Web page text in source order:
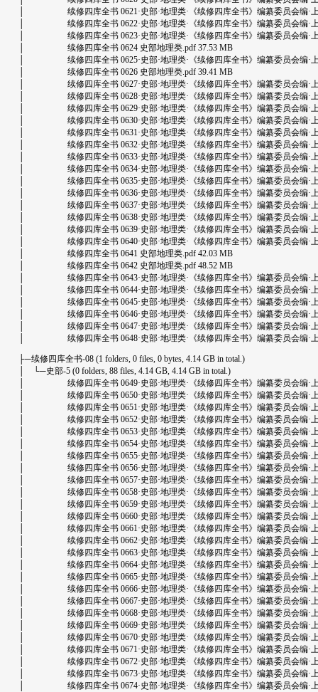
│ 续修四库全书 0621·史部·地理类·《续修四库全书》编纂委员会编·上
│ 续修四库全书 0622·史部·地理类·《续修四库全书》编纂委员会编·上
│ 续修四库全书 0623·史部·地理类·《续修四库全书》编纂委员会编·上
│ 续修四库全书 0624 史部地理类.pdf 37.53 MB
│ 续修四库全书 0625·史部·地理类·《续修四库全书》编纂委员会编·上
│ 续修四库全书 0626 史部地理类.pdf 39.41 MB
│ 续修四库全书 0627·史部·地理类·《续修四库全书》编纂委员会编·上
│ 续修四库全书 0628·史部·地理类·《续修四库全书》编纂委员会编·上
│ 续修四库全书 0629·史部·地理类·《续修四库全书》编纂委员会编·上
│ 续修四库全书 0630·史部·地理类·《续修四库全书》编纂委员会编·上
│ 续修四库全书 0631·史部·地理类·《续修四库全书》编纂委员会编·上
│ 续修四库全书 0632·史部·地理类·《续修四库全书》编纂委员会编·上
│ 续修四库全书 0633·史部·地理类·《续修四库全书》编纂委员会编·上
│ 续修四库全书 0634·史部·地理类·《续修四库全书》编纂委员会编·上
│ 续修四库全书 0635·史部·地理类·《续修四库全书》编纂委员会编·上
│ 续修四库全书 0636·史部·地理类·《续修四库全书》编纂委员会编·上
│ 续修四库全书 0637·史部·地理类·《续修四库全书》编纂委员会编·上
│ 续修四库全书 0638·史部·地理类·《续修四库全书》编纂委员会编·上
│ 续修四库全书 0639·史部·地理类·《续修四库全书》编纂委员会编·上
│ 续修四库全书 0640·史部·地理类·《续修四库全书》编纂委员会编·上
│ 续修四库全书 0641 史部地理类.pdf 42.03 MB
│ 续修四库全书 0642 史部地理类.pdf 48.52 MB
│ 续修四库全书 0643·史部·地理类·《续修四库全书》编纂委员会编·上
│ 续修四库全书 0644·史部·地理类·《续修四库全书》编纂委员会编·上
│ 续修四库全书 0645·史部·地理类·《续修四库全书》编纂委员会编·上
│ 续修四库全书 0646·史部·地理类·《续修四库全书》编纂委员会编·上
│ 续修四库全书 0647·史部·地理类·《续修四库全书》编纂委员会编·上
│ 续修四库全书 0648·史部·地理类·《续修四库全书》编纂委员会编·上
├─续修四库全书-08 (1 folders, 0 files, 0 bytes, 4.14 GB in total.)
│ └─史部-5 (0 folders, 88 files, 4.14 GB, 4.14 GB in total.)
│ 续修四库全书 0649·史部·地理类·《续修四库全书》编纂委员会编·上
│ 续修四库全书 0650·史部·地理类·《续修四库全书》编纂委员会编·上
│ 续修四库全书 0651·史部·地理类·《续修四库全书》编纂委员会编·上
│ 续修四库全书 0652·史部·地理类·《续修四库全书》编纂委员会编·上
│ 续修四库全书 0653·史部·地理类·《续修四库全书》编纂委员会编·上
│ 续修四库全书 0654·史部·地理类·《续修四库全书》编纂委员会编·上
│ 续修四库全书 0655·史部·地理类·《续修四库全书》编纂委员会编·上
│ 续修四库全书 0656·史部·地理类·《续修四库全书》编纂委员会编·上
│ 续修四库全书 0657·史部·地理类·《续修四库全书》编纂委员会编·上
│ 续修四库全书 0658·史部·地理类·《续修四库全书》编纂委员会编·上
│ 续修四库全书 0659·史部·地理类·《续修四库全书》编纂委员会编·上
│ 续修四库全书 0660·史部·地理类·《续修四库全书》编纂委员会编·上
│ 续修四库全书 0661·史部·地理类·《续修四库全书》编纂委员会编·上
│ 续修四库全书 0662·史部·地理类·《续修四库全书》编纂委员会编·上
│ 续修四库全书 0663·史部·地理类·《续修四库全书》编纂委员会编·上
│ 续修四库全书 0664·史部·地理类·《续修四库全书》编纂委员会编·上
│ 续修四库全书 0665·史部·地理类·《续修四库全书》编纂委员会编·上
│ 续修四库全书 0666·史部·地理类·《续修四库全书》编纂委员会编·上
│ 续修四库全书 0667·史部·地理类·《续修四库全书》编纂委员会编·上
│ 续修四库全书 0668·史部·地理类·《续修四库全书》编纂委员会编·上
│ 续修四库全书 0669·史部·地理类·《续修四库全书》编纂委员会编·上
│ 续修四库全书 0670·史部·地理类·《续修四库全书》编纂委员会编·上
│ 续修四库全书 0671·史部·地理类·《续修四库全书》编纂委员会编·上
│ 续修四库全书 0672·史部·地理类·《续修四库全书》编纂委员会编·上
│ 续修四库全书 0673·史部·地理类·《续修四库全书》编纂委员会编·上
│ 续修四库全书 0674·史部·地理类·《续修四库全书》编纂委员会编·上